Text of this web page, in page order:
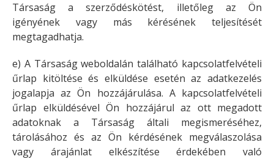
Társaság a szerződéskötést, illetőleg az Ön
igényének vagy más kérésének teljesítését
megtagadhatja.
e) A Társaság weboldalán található kapcsolatfelvételi
űrlap kitöltése és elküldése esetén az adatkezelés
jogalapja az Ön hozzájárulása. A kapcsolatfelvételi
űrlap elküldésével Ön hozzájárul az ott megadott
adatoknak a Társaság általi megismeréséhez,
tárolásához és az Ön kérdésének megválaszolása
vagy árajánlat elkészítése érdekében való